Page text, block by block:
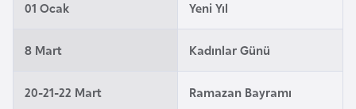
01 Ocak Yeni Yıl
8 Mart Kadınlar Günü
20-21-22 Mart Ramazan Bayramı
n
B
h